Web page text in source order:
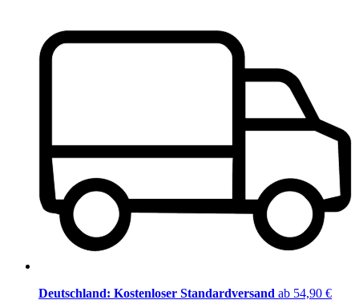
Deutschland: Kostenloser Standardversand ab 54,90 €